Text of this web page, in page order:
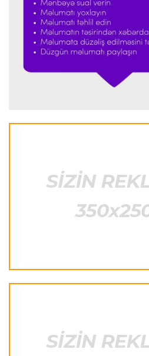
Formula-1 23:51 06.08.2026
"Antonelli çox etibarlı pilota
Formula-1 23:44 06.08.2026
"Antonelli mövsümün ən
bənzəyir"
23:38 06.08.2026
İtaliya S.A. 23:27 06.08.2026